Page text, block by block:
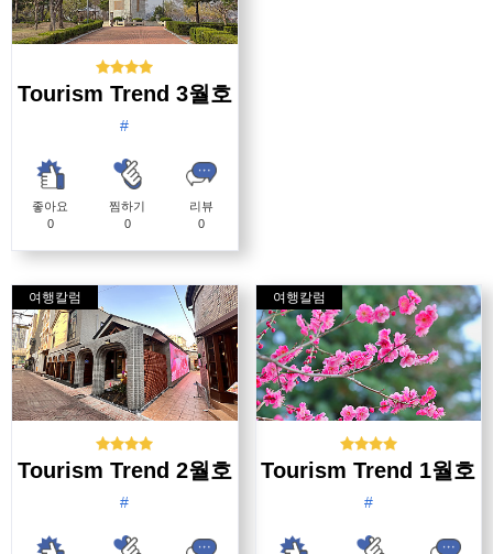
Tourism Trend 3월호
#
좋아요
0
찜하기
0
리뷰
0
여행칼럼
Tourism Trend 2월호
#
여행칼럼
Tourism Trend 1월호
#